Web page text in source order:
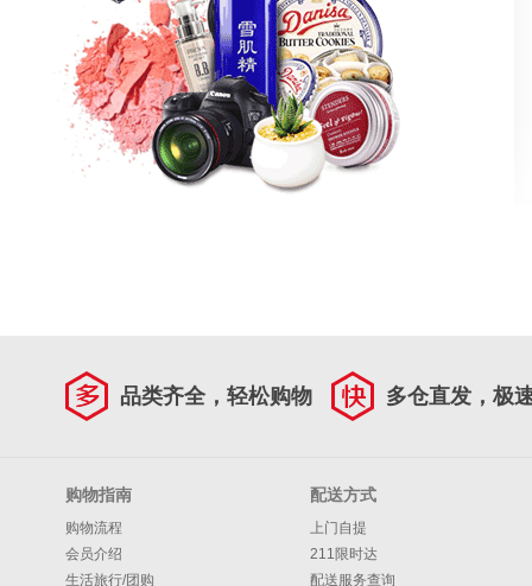
品类齐全，轻松购物 多仓直发，极
购物指南
购物流程
会员介绍
生活旅行/团购
配送方式
上门自提
211限时达
配送服务查询